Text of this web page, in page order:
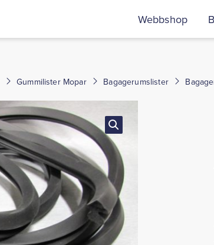
Webbshop
Gummilister Mopar Bagagerumslister